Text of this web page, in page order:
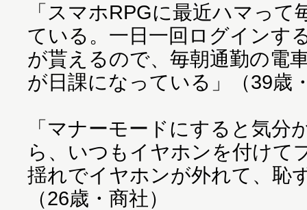
「スマホRPGに最近ハマっ
ている。一日一回ログインす
が貰えるので、毎朝通勤の電
が日課になっている」（39歳
「マナーモードにすると気分
ら、いつもイヤホンを付けて
揺れでイヤホンが外れて、恥
（26歳・商社）